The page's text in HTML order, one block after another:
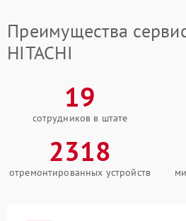
Преимущества
HITACHI
19
сотрудников в штате
2318
отремонтированных устройств